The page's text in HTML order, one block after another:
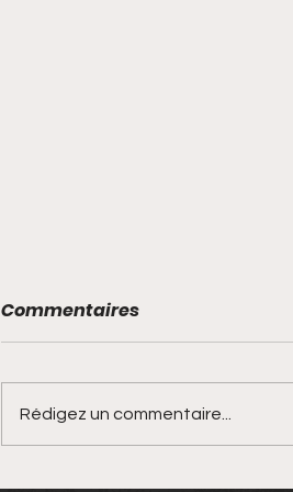
La location saisonnière
Commentaires
Rédigez un commentaire...